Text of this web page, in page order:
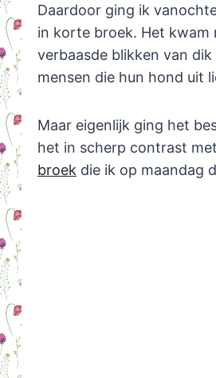
Daardoor ging ik
in korte broek. Het kwam
verbaasde blikken van
mensen die hun hond uit
Maar eigenlijk ging het
het in scherp contrast
broek die ik op maandag